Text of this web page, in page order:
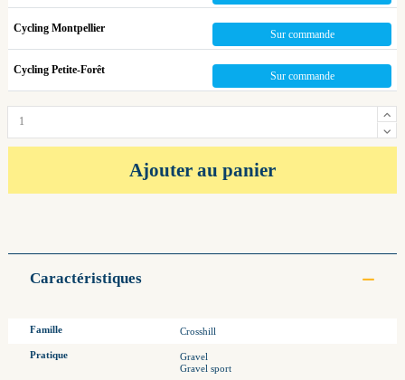
Cycling Montpellier Sur commande
Cycling Petite-Forêt Sur commande
Ajouter au panier
Caractéristiques
Famille Crosshill
Pratique
Gravel
Gravel sport